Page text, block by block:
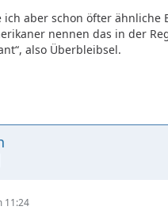
aber schon öfter ähnliche
nennen das in der
also Überbleibsel.
11:24